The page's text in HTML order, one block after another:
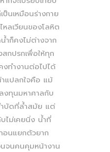
ป็นเหมือนร่างกาย
ลเวียนของโลหิต
ำก็คงไม่ต่างจาก
กปรกเพื่อให้ทุก
งทำงานต่อไปได้
แปลกใจคือ แม้
งทุนมหาศาลกับ
ำบัดที่ล้ำสมัย แต่
ไม่เคยนิ่ง น้ำที่
อนแยกตัวยาก
จนคนคุมหน้างาน